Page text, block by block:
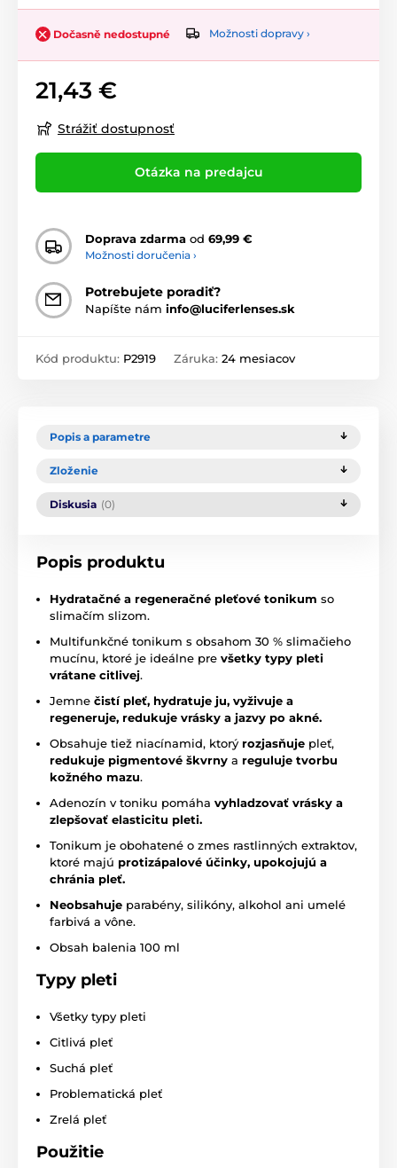
Dočasně nedostupné Možnosti dopravy ›
21,43 €
Strážiť dostupnosť
Otázka na predajcu
Doprava zdarma od 69,99 €
Možnosti doručenia ›
Potrebujete poradiť?
Napíšte nám info@luciferlenses.sk
Kód produktu: P2919 Záruka: 24 mesiacov
Popis a parametre
Zloženie
Diskusia (0)
Popis produktu
Hydratačné a regeneračné pleťové tonikum so
slimačím slizom.
Multifunkčné tonikum s obsahom 30 % slimačieho
mucínu, ktoré je ideálne pre všetky typy pleti
vrátane citlivej.
Jemne čistí pleť, hydratuje ju, vyživuje a
regeneruje, redukuje vrásky a jazvy po akné.
Obsahuje tiež niacínamid, ktorý rozjasňuje pleť,
redukuje pigmentové škvrny a reguluje tvorbu
kožného mazu.
Adenozín v toniku pomáha vyhladzovať vrásky a
zlepšovať elasticitu pleti.
Tonikum je obohatené o zmes rastlinných extraktov,
ktoré majú protizápalové účinky, upokojujú a
chránia pleť.
Neobsahuje parabény, silikóny, alkohol ani umelé
farbivá a vône.
Obsah balenia 100 ml
Typy pleti
Všetky typy pleti
Citlivá pleť
Suchá pleť
Problematická pleť
Zrelá pleť
Použitie